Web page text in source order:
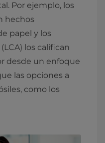
Por ejemplo, los
hechos
papel y los
los califican
desde un enfoque
las opciones a
como los